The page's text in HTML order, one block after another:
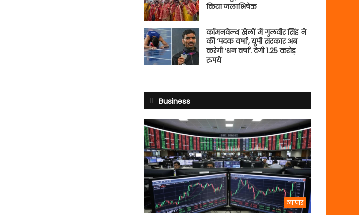
किया जलाभिषेक
कॉमनवेल्थ खेलों में गुलवीर सिंह ने
की ‘पदक वर्षा’, यूपी सरकार अब
करेगी ‘धन वर्षा’, देगी 1.25 करोड़
रुपये
Business
व्यापार